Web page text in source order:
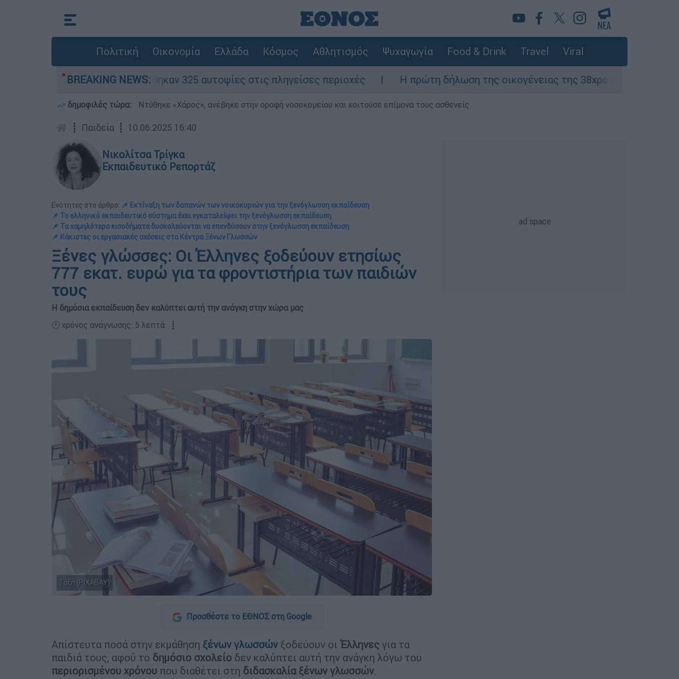
Πολιτική Οικονομία Ελλάδα Κόσμος Αθλητισμός Ψυχαγωγία Food & Drink Travel Viral
BREAKING NEWS:
- Ολοκληρώθηκαν 325 αυτοψίες στις πληγείσες περιοχές Η πρώτη δήλωση της οικογένειας της 38χρονης Βρετανίδας που
δημοφιλές τώρα: Ντύθηκε «Χάρος», ανέβηκε στην οροφή νοσοκομείου και κοιτούσε επίμονα τους ασθενείς
┋ Παιδεία ┋ 10.06.2025 16:40
Νικολίτσα Τρίγκα
Εκπαιδευτικό Ρεπορτάζ
Ενότητες στο άρθρο: 📌 Εκτίναξη των δαπανών των νοικοκυριών για την ξενόγλωσση εκπαίδευση
📌 Το ελληνικό εκπαιδευτικό σύστημα έχει εγκαταλείψει την ξενόγλωσση εκπαίδευση
📌 Τα χαμηλότερα εισοδήματα δυσκολεύονται να επενδύσουν στην ξενόγλωσση εκπαίδευση
📌 Κάκιστες οι εργασιακές σχέσεις στα Κέντρα Ξένων Γλωσσών
Ξένες γλώσσες: Οι Έλληνες ξοδεύουν ετησίως
777 εκατ. ευρώ για τα φροντιστήρια των παιδιών
τους
Η δημόσια εκπαίδευση δεν καλύπτει αυτή την ανάγκη στην χώρα μας
🕛 χρόνος ανάγνωσης: 5 λεπτά ┋
Τάξη (PIXABAY)
Προσθέστε το ΕΘΝΟΣ στη Google
Απίστευτα ποσά στην εκμάθηση ξένων γλωσσώνξοδεύουν οι Έλληνες για τα
παιδιά τους, αφού το δημόσιο σχολείο δεν καλύπτει αυτή την ανάγκη λόγω του
περιορισμένου χρόνου που διαθέτει στη διδασκαλία ξένων γλωσσών.